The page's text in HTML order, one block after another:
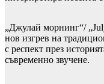
„Джулай морнинг“/
нов изгрев на
с респект през
съвременно звучене.